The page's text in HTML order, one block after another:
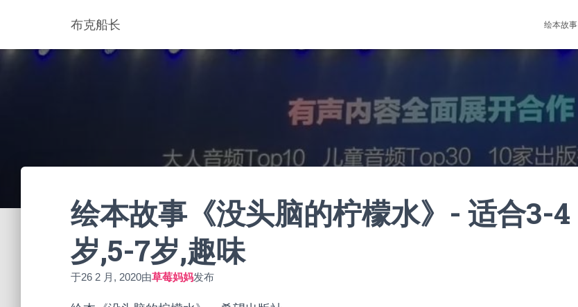
布克船长 绘本故事
绘本故事《没头脑的柠檬水》- 适合3-4
岁,5-7岁,趣味
于26 2 月, 2020由草莓妈妈发布